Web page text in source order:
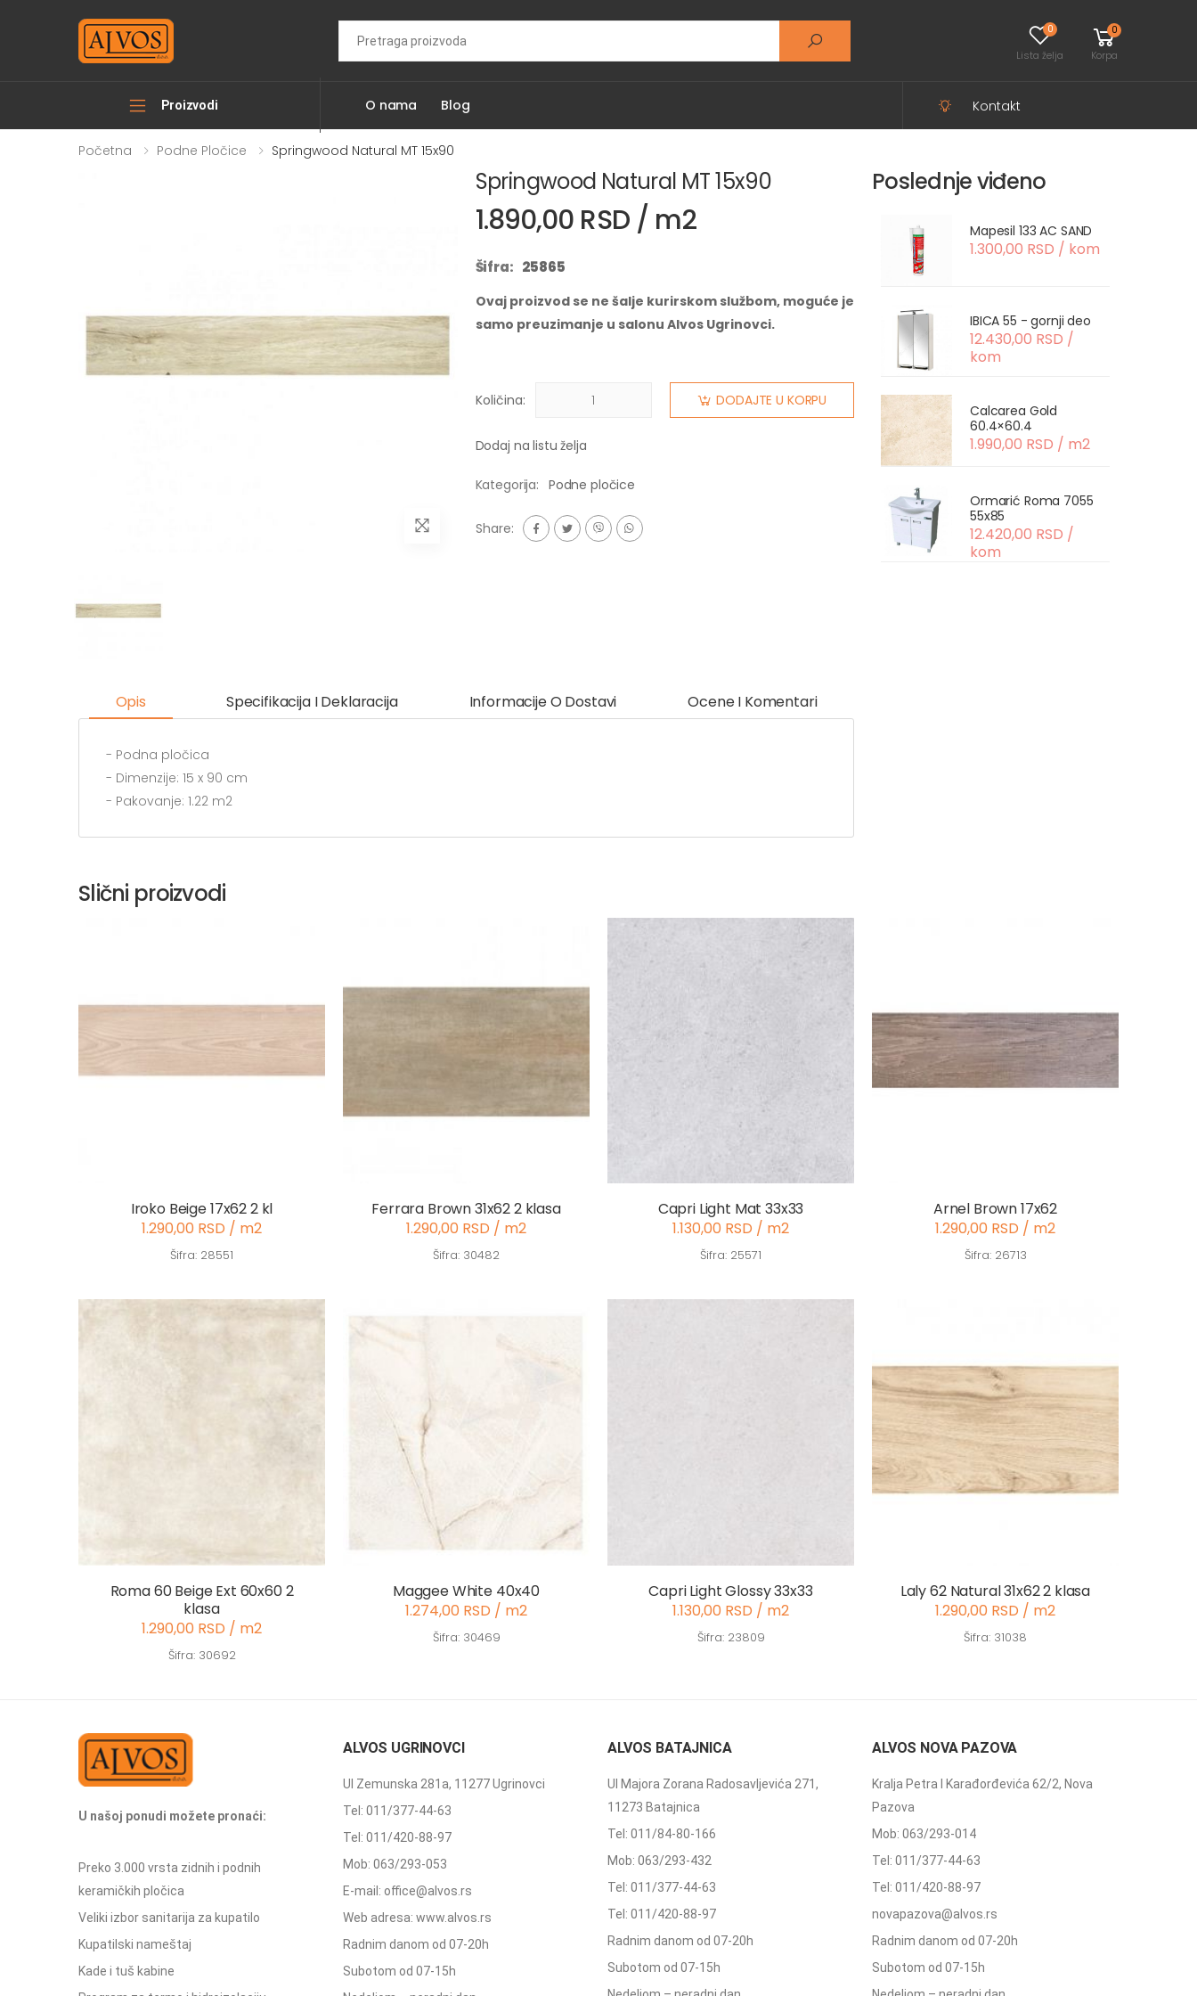
0
Lista želja
0
Korpa
Proizvodi O nama Blog Kontakt
Početna Podne Pločice Springwood Natural MT 15x90
Springwood Natural MT 15x90
1.890,00 RSD / m2
Šifra: 25865
Ovaj proizvod se ne šalje kurirskom službom, moguće je
samo preuzimanje u salonu Alvos Ugrinovci.
Količina: DODAJTE U KORPU
Dodaj na listu želja
Kategorija: Podne pločice
Share:
Opis Specifikacija I Deklaracija Informacije O Dostavi Ocene I Komentari
- Podna pločica
- Dimenzije: 15 x 90 cm
- Pakovanje: 1.22 m2
Poslednje viđeno
Mapesil 133 AC SAND
1.300,00 RSD / kom
IBICA 55 - gornji deo
12.430,00 RSD /
kom
Calcarea Gold
60.4×60.4
1.990,00 RSD / m2
Ormarić Roma 7055
55x85
12.420,00 RSD /
kom
Slični proizvodi
Iroko Beige 17x62 2 kl
1.290,00 RSD / m2
Šifra: 28551
Ferrara Brown 31x62 2 klasa
1.290,00 RSD / m2
Šifra: 30482
Capri Light Mat 33x33
1.130,00 RSD / m2
Šifra: 25571
Arnel Brown 17x62
1.290,00 RSD / m2
Šifra: 26713
Roma 60 Beige Ext 60x60 2
klasa
1.290,00 RSD / m2
Šifra: 30692
Maggee White 40x40
1.274,00 RSD / m2
Šifra: 30469
Capri Light Glossy 33x33
1.130,00 RSD / m2
Šifra: 23809
Laly 62 Natural 31x62 2 klasa
1.290,00 RSD / m2
Šifra: 31038
U našoj ponudi možete pronaći:
Preko 3.000 vrsta zidnih i podnih
keramičkih pločica
Veliki izbor sanitarija za kupatilo
Kupatilski nameštaj
Kade i tuš kabine
ALVOS UGRINOVCI
Ul Zemunska 281a, 11277 Ugrinovci
Tel: 011/377-44-63
Tel: 011/420-88-97
Mob: 063/293-053
E-mail: office@alvos.rs
Web adresa: www.alvos.rs
Radnim danom od 07-20h
Subotom od 07-15h
ALVOS BATAJNICA
Ul Majora Zorana Radosavljevića 271,
11273 Batajnica
Tel: 011/84-80-166
Mob: 063/293-432
Tel: 011/377-44-63
Tel: 011/420-88-97
Radnim danom od 07-20h
Subotom od 07-15h
ALVOS NOVA PAZOVA
Kralja Petra I Karađorđevića 62/2, Nova
Pazova
Mob: 063/293-014
Tel: 011/377-44-63
Tel: 011/420-88-97
novapazova@alvos.rs
Radnim danom od 07-20h
Subotom od 07-15h